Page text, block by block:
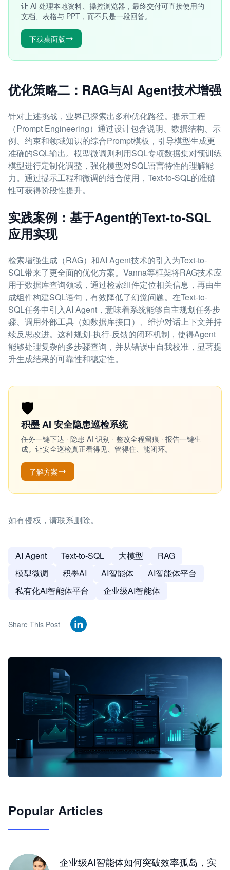
让 AI 处理本地资料、操控浏览器，最终交付可直接使用的
文档、表格与 PPT，而不只是一段回答。
下载桌面版
优化策略二：RAG与AI Agent技术增强
针对上述挑战，业界已探索出多种优化路径。提示工程
（Prompt Engineering）通过设计包含说明、数据结构、示
例、约束和领域知识的综合Prompt模板，引导模型生成更
准确的SQL输出。模型微调则利用SQL专项数据集对预训练
模型进行定制化调整，强化模型对SQL语言特性的理解能
力。通过提示工程和微调的结合使用，Text-to-SQL的准确
性可获得阶段性提升。
实践案例：基于Agent的Text-to-SQL
应用实现
检索增强生成（RAG）和AI Agent技术的引入为Text-to-
SQL带来了更全面的优化方案。Vanna等框架将RAG技术应
用于数据库查询领域，通过检索组件定位相关信息，再由生
成组件构建SQL语句，有效降低了幻觉问题。在Text-to-
SQL任务中引入AI Agent，意味着系统能够自主规划任务步
骤、调用外部工具（如数据库接口）、维护对话上下文并持
续反思改进。这种规划-执行-反馈的闭环机制，使得Agent
能够处理复杂的多步骤查询，并从错误中自我校准，显著提
升生成结果的可靠性和稳定性。
🛡️
积墨 AI 安全隐患巡检系统
任务一键下达 · 隐患 AI 识别 · 整改全程留痕 · 报告一键生
成。让安全巡检真正看得见、管得住、能闭环。
了解方案
如有侵权，请联系删除。
AI Agent Text-to-SQL 大模型
RAG
模型微调
积墨AI AI智能体
AI智能体平台
私有化AI智能体平台
企业级AI智能体
Share This Post
JimoClaw 桌面 AI Agent 工作台
Popular Articles
企业级AI智能体如何突破效率孤岛，实